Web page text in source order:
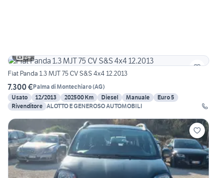
24
Fiat Panda 1.3 MJT 75 CV S&S 4x4 12.2013
7.300 €Palma di Montechiaro(AG)
Usato
12/2013 202500 Km Diesel Manuale
Euro 5
Rivenditore ALOTTO E GENEROSO AUTOMOBILI